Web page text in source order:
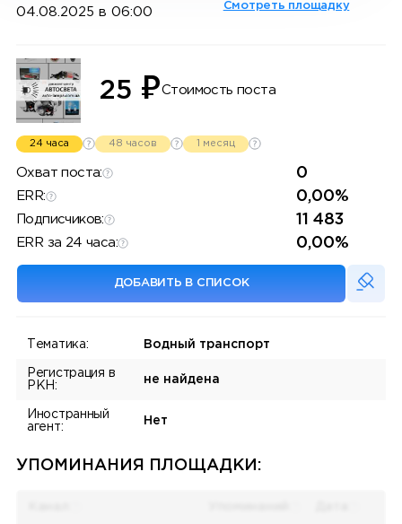
04.08.2025 в 06:00 Смотреть площадку
25 ₽Стоимость поста
24 часа 48 часов 1 месяц
Охват поста: 0
ERR: 0,00%
Подписчиков: 11 483
ERR за 24 часа: 0,00%
ДОБАВИТЬ В СПИСОК
Тематика: Водный транспорт
Регистрация в
РКН:
не найдена
Иностранный
агент:
Нет
УПОМИНАНИЯ ПЛОЩАДКИ: